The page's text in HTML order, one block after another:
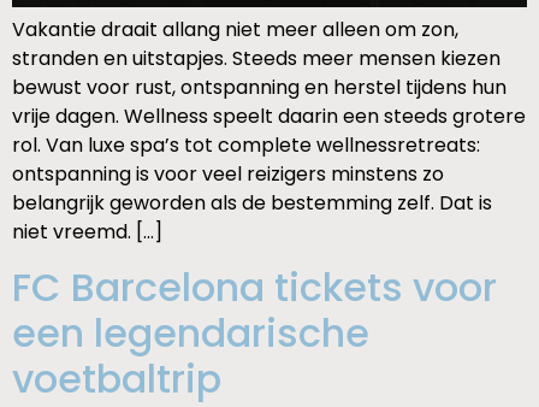
Vakantie draait allang niet meer alleen om zon,
stranden en uitstapjes. Steeds meer mensen kiezen
bewust voor rust, ontspanning en herstel tijdens hun
vrije dagen. Wellness speelt daarin een steeds grotere
rol. Van luxe spa’s tot complete wellnessretreats:
ontspanning is voor veel reizigers minstens zo
belangrijk geworden als de bestemming zelf. Dat is
niet vreemd. […]
FC Barcelona tickets voor
een legendarische
voetbaltrip